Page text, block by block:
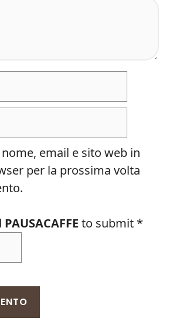
email e sito web in
per la prossima volta
PAUSACAFFE to submit *